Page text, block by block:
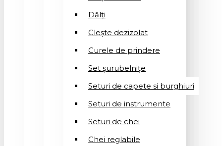
Dălți
Clește dezizolat
Curele de prindere
Set șurubelnițe
Seturi de capete si burghiuri
Seturi de instrumente
Seturi de chei
Chei reglabile